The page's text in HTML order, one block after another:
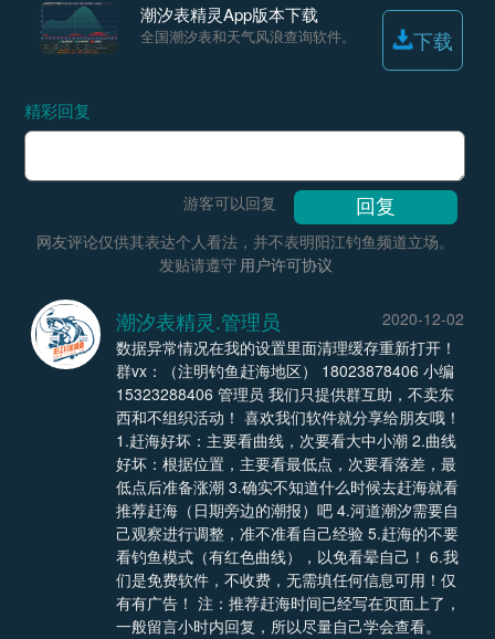
潮汐表精灵App版本下载
全国潮汐表和天气风浪查询软件。 下载
精彩回复
游客可以回复
网友评论仅供其表达个人看法，并不表明阳江钓鱼频道立场。
发贴请遵守 用户许可协议
潮汐表精灵.管理员
2020-12-02
数据异常情况在我的设置里面清理缓存重新打开！
群vx：（注明钓鱼赶海地区） 18023878406 小编
15323288406 管理员 我们只提供群互助，不卖东
西和不组织活动！ 喜欢我们软件就分享给朋友哦！
1.赶海好坏：主要看曲线，次要看大中小潮 2.曲线
好坏：根据位置，主要看最低点，次要看落差，最
低点后准备涨潮 3.确实不知道什么时候去赶海就看
推荐赶海（日期旁边的潮报）吧 4.河道潮汐需要自
己观察进行调整，准不准看自己经验 5.赶海的不要
看钓鱼模式（有红色曲线），以免看晕自己！ 6.我
们是免费软件，不收费，无需填任何信息可用！仅
有有广告！ 注：推荐赶海时间已经写在页面上了，
一般留言小时内回复，所以尽量自己学会查看。